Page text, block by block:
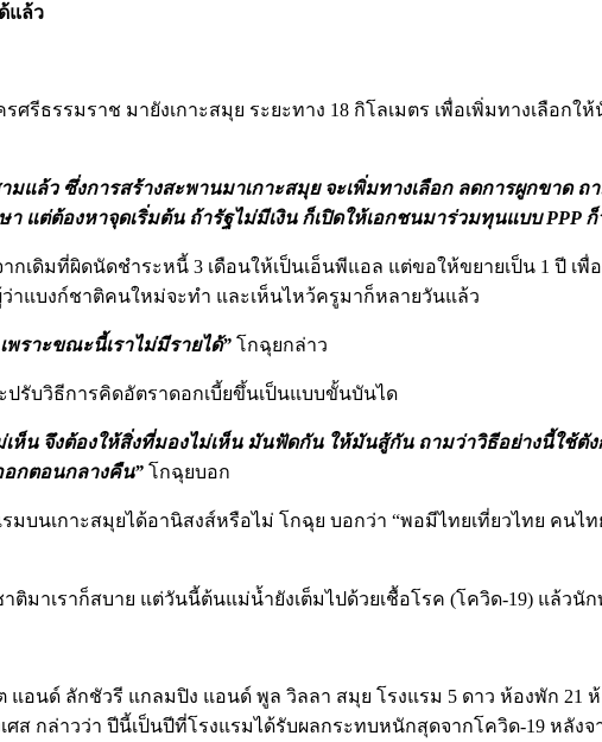
แล้ว
รีธรรมราช มายังเกาะสมุย ระยะทาง 18 กิโลเมตร เพื่อเพิ่มทางเลือก
ล้ว ซึ่งการสร้างสะพานมาเกาะสมุย จะเพิ่มทางเลือก ลดการผูกขาด
แต่ต้องหาจุดเริ่มต้น ถ้ารัฐไม่มีเงิน ก็เปิดให้เอกชนมาร่วมทุนแบบ PPP ก็
กเดิมที่ผิดนัดชำระหนี้ 3 เดือนให้เป็นเอ็นพีแอล แต่ขอให้ขยายเป็น 1 ปี เ
าแบงก์ชาติคนใหม่จะทำ และเห็นไหว้ครูมาก็หลายวันแล้ว
ราะขณะนี้เราไม่มีรายได้” โกฉุยกล่าว
ปรับวิธีการคิดอัตราดอกเบี้ยขึ้นเป็นแบบขั้นบันได
ม่เห็น จึงต้องให้สิ่งที่มองไม่เห็น มันฟัดกัน ให้มันสู้กัน ถามว่าวิธีอย่างนี้ใช้
อกตอนกลางคืน” โกฉุยบอก
มบนเกาะสมุยได้อานิสงส์หรือไม่ โกฉุย บอกว่า “พอมีไทยเที่ยวไทย คนไ
ติมาเราก็สบาย แต่วันนี้ต้นแม่น้ำยังเต็มไปด้วยเชื้อโรค (โควิด-19) แล้วนัก
นด์ ลักชัวรี แกลมปิง แอนด์ พูล วิลลา สมุย โรงแรม 5 ดาว ห้องพัก 21
ส กล่าวว่า ปีนี้เป็นปีที่โรงแรมได้รับผลกระทบหนักสุดจากโควิด-19 หลังจ